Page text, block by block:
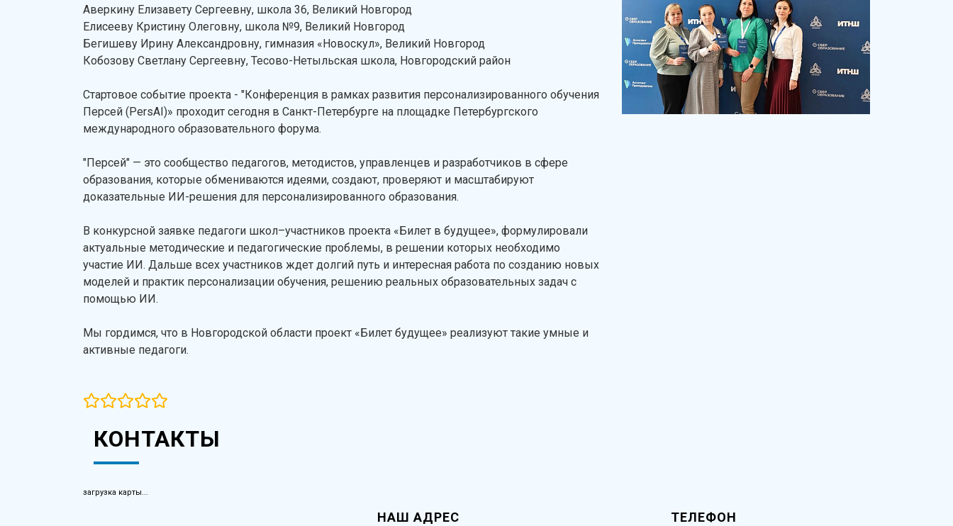
Аверкину Елизавету Сергеевну, школа 36, Великий Новгород
Елисееву Кристину Олеговну, школа №9, Великий Новгород
Бегишеву Ирину Александровну, гимназия «Новоскул», Великий Новгород
Кобозову Светлану Сергеевну, Тесово-Нетыльская школа, Новгородский район
Стартовое событие проекта - "Конференция в рамках развития персонализированного обучения
Персей (PersAI)» проходит сегодня в Санкт-Петербурге на площадке Петербургского
международного образовательного форума.
"Персей" — это сообщество педагогов, методистов, управленцев и разработчиков в сфере
образования, которые обмениваются идеями, создают, проверяют и масштабируют
доказательные ИИ-решения для персонализированного образования.
В конкурсной заявке педагоги школ–участников проекта «Билет в будущее», формулировали
актуальные методические и педагогические проблемы, в решении которых необходимо
участие ИИ. Дальше всех участников ждет долгий путь и интересная работа по созданию новых
моделей и практик персонализации обучения, решению реальных образовательных задач с
помощью ИИ.
Мы гордимся, что в Новгородской области проект «Билет будущее» реализуют такие умные и
активные педагоги.
КОНТАКТЫ
загрузка карты...
НАШ АДРЕС ТЕЛЕФОН